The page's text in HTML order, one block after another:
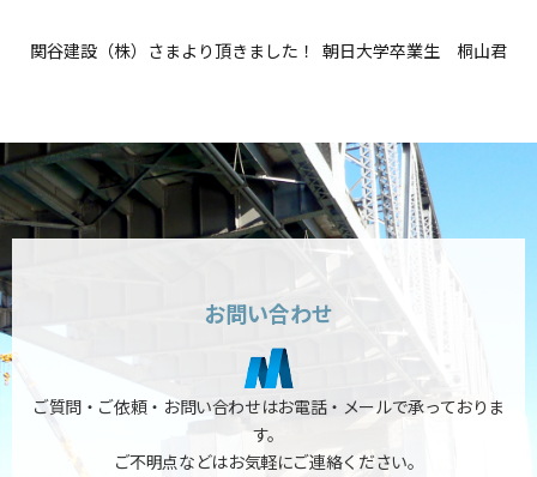
関谷建設（株）さまより頂きました！ 朝日大学卒業生 桐山君
お問い合わせ
ご質問・ご依頼・お問い合わせはお電話・メールで承っておりま
す。
ご不明点などはお気軽にご連絡ください。